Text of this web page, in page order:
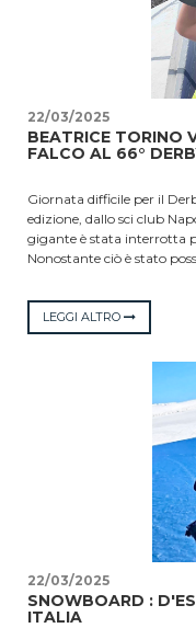
22/03/2025
BEATRICE TORINO
FALCO AL 66°
Giornata difficile per il
edizione, dallo sci club
gigante è stata interrotta
Nonostante ciò è stato
Falco” all’unica
Beatrice Torino dello sci
assoluto nella categoria
challenge perpetuo da
anni ‘90. Al secondo
Aremogna e al terzo
categoria maschile podio
Fornario, seguito da
dello sci club Napoli e con
dall’altro. Dopo la gara,
MonSerrato e sono stati
offerti dalla bijutterie
per due persone a
LEGGI ALTRO
22/03/2025
SNOWBOARD :
ITALIA